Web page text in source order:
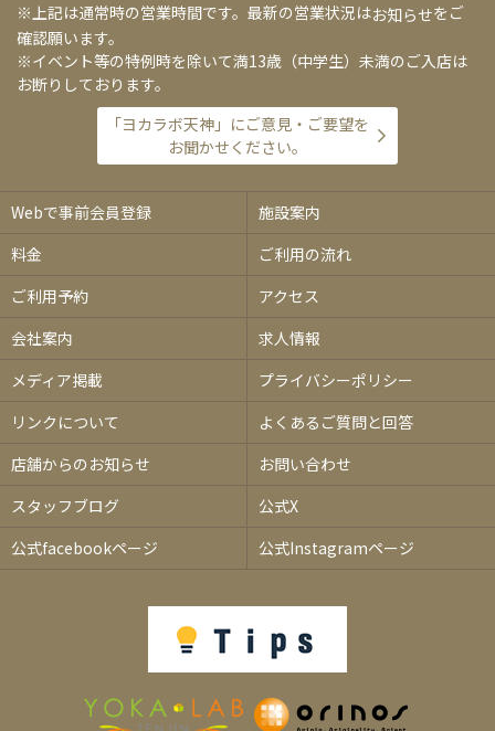
※上記は通常時の営業時間です。最新の営業状況はお知らせをご
確認願います。
※イベント等の特例時を除いて満13歳（中学生）未満のご入店は
お断りしております。
「ヨカラボ天神」にご意見・ご要望を
お聞かせください。
Webで事前会員登録
施設案内
料金
ご利用の流れ
ご利用予約
アクセス
会社案内
求人情報
メディア掲載
プライバシーポリシー
リンクについて
よくあるご質問と回答
店舗からのお知らせ
お問い合わせ
スタッフブログ
公式X
公式facebookページ
公式Instagramページ